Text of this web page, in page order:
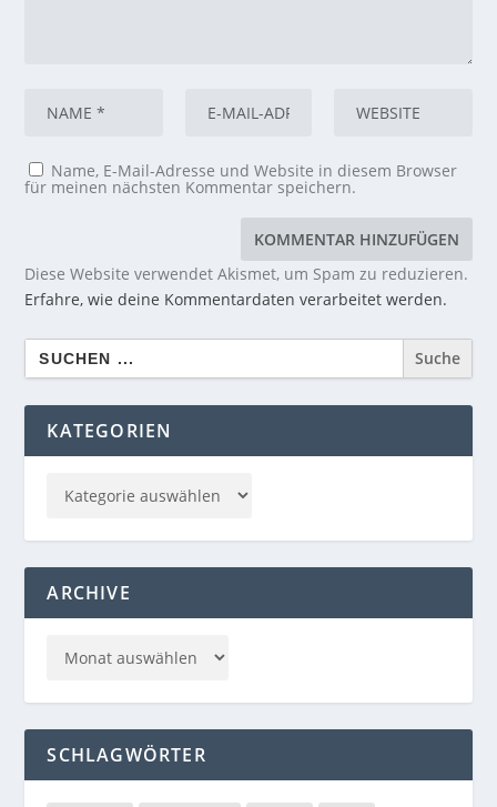
Name, E-Mail-Adresse und Website in diesem Browser
für meinen nächsten Kommentar speichern.
Diese Website verwendet Akismet, um Spam zu reduzieren.
Erfahre, wie deine Kommentardaten verarbeitet werden.
Search
for:
KATEGORIEN
ARCHIVE
SCHLAGWÖRTER